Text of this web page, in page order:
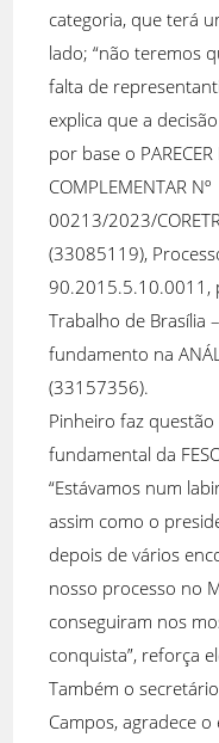
categoria, que terá
lado; “não teremos
falta de
explica que a
por base o PARECER
COMPLEMENTAR Nº
00213/2023/
(33085119),
90.2015.5.10.0011,
Trabalho de Brasília
fundamento na
(33157356).
Pinheiro faz
fundamental da
“Estávamos num
assim como o
depois de vários
nosso processo no
conseguiram nos
conquista”, reforça
Também o
Campos, agradece o